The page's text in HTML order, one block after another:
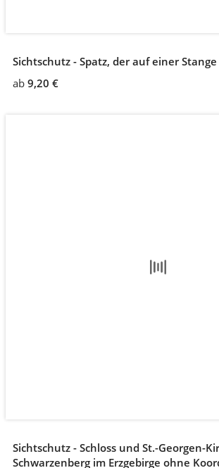
Sichtschutz - Spatz, der auf einer
ab 9,20 €
Sichtschutz - Schloss und St.-Georgen-
Schwarzenberg im Erzgebirge ohne